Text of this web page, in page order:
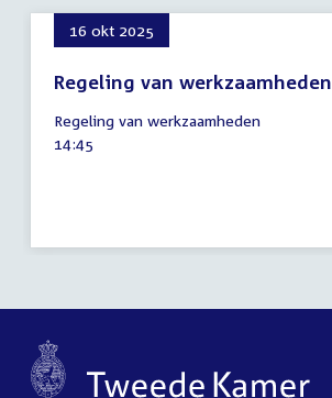
16 okt 2025
Regeling van werkzaamheden
oktober
2025
Regeling van werkzaamheden
Tijd
14:45